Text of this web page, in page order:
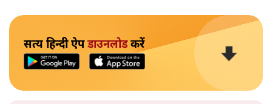
सत्य हिन्दी ऐपडाउनलोडकरें